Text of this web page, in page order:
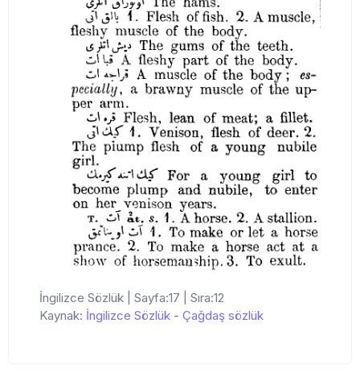
İngilizce Sözlük | Sayfa:17 | Sıra:12
Kaynak: İngilizce Sözlük - Çağdaş sözlük